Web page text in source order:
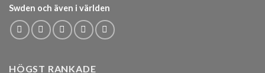
Swden och även i världen
HÖGST RANKADE